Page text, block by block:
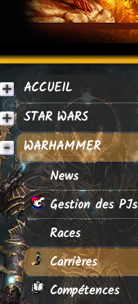
ACCUEIL
STAR WARS
WARHAMMER
News
Gestion des PJs
Races
Carrières
Compétences